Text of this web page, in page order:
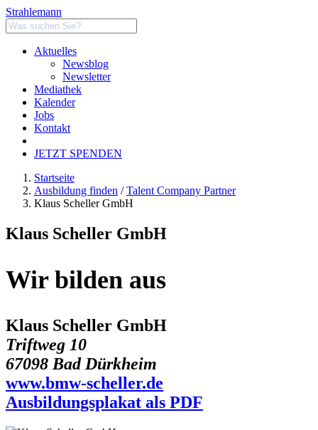
Strahlemann
Aktuelles
Newsblog
Newsletter
Mediathek
Kalender
Jobs
Kontakt
JETZT SPENDEN
Startseite
Ausbildung finden /Talent Company Partner
Klaus Scheller GmbH
Klaus Scheller GmbH
Wir bilden aus
Klaus Scheller GmbH
Triftweg 10
67098 Bad Dürkheim
www.bmw-scheller.de
Ausbildungsplakat als PDF